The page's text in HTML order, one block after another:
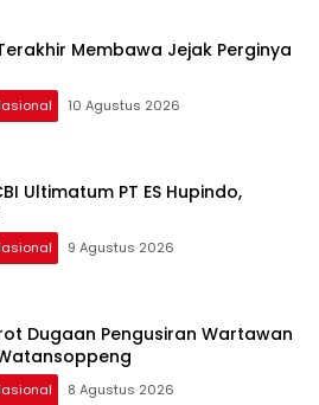
Membawa Jejak Perginya
10 Agustus 2026
Ultimatum PT ES Hupindo,
9 Agustus 2026
Dugaan Pengusiran Wartawan
8 Agustus 2026